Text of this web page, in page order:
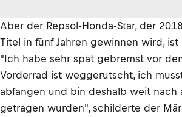
Aber der Repsol-Honda-Star, der
Titel in fünf Jahren gewinnen wird, ist
"Ich habe sehr spät gebremst vor
Vorderrad ist weggerutscht, ich
abfangen und bin deshalb weit nach
getragen wurden", schilderte der